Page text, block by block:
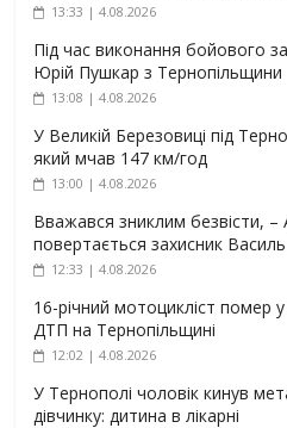
13:33 | 4.08.2026
Під час виконання бойового
Юрій Пушкар з Тернопільщини
13:08 | 4.08.2026
У Великій Березовиці під
який мчав 147 км/год
13:00 | 4.08.2026
Вважався зниклим безвісти,
повертається захисник
12:33 | 4.08.2026
16-річний мотоцикліст помер у
ДТП на Тернопільщині
12:02 | 4.08.2026
У Тернополі чоловік кинув
дівчинку: дитина в лікарні